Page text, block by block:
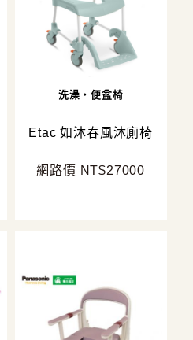
洗澡・便盆椅
Etac 如沐春風沐廁椅
網路價 NT$27000